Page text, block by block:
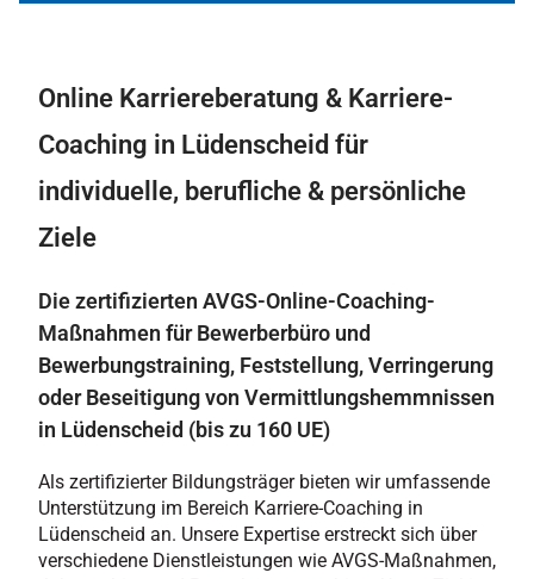
Online Karriereberatung & Karriere-
Coaching in Lüdenscheid für
individuelle, berufliche & persönliche
Ziele
Die zertifizierten AVGS-Online-Coaching-
Maßnahmen für Bewerberbüro und
Bewerbungstraining, Feststellung, Verringerung
oder Beseitigung von Vermittlungshemmnissen
in Lüdenscheid (bis zu 160 UE)
Als zertifizierter Bildungsträger bieten wir umfassende
Unterstützung im Bereich Karriere-Coaching in
Lüdenscheid an. Unsere Expertise erstreckt sich über
verschiedene Dienstleistungen wie AVGS-Maßnahmen,